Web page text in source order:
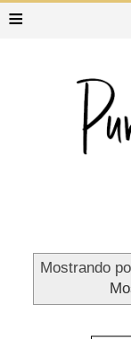
≡
Mostrando